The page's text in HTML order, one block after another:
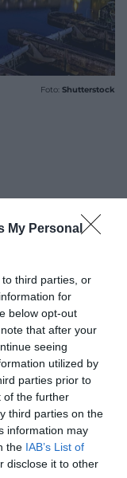
My Personal
third parties, or
for
below opt-out
that after your
seeing
utilized by
parties prior to
of the further
third parties on the
information may
the IAB’s List of
disclose it to other
Foto: Shutterstock